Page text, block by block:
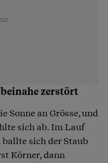
zerstört
Sonne an Grösse, und
sich ab. Im Lauf
sich der Staub
Körner, dann